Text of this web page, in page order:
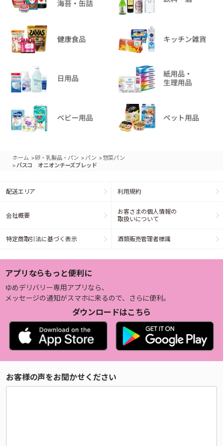
ホーム >卵・乳製品・パン > パン >惣菜パン
> パスコ オニオンチーズブレッド
配送エリア 利用規約
会社概要
お客さまの個人情報の
取扱いについて
特定商取引法に基づく表示 酒類販売管理者標識
アプリならもっと便利に
ゆめデリバリー専用アプリなら、
メッセージの通知がスマホに来るので、さらに便利。
ダウンロードはこちら
お客様の声をお聞かせください